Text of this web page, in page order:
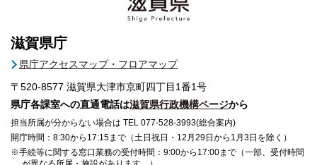
滋賀県庁
県庁アクセスマップ・フロアマップ
〒520-8577 滋賀県大津市京町四丁目1番1号
県庁各課室への直通電話は滋賀県行政機構ページから
担当所属が分からない場合は TEL 077-528-3993(総合案内)
開庁時間：8:30から17:15まで（土日祝日・12月29日から1月3日を除く）
※手続等に関する窓口業務の受付時間：9:00から17:00まで（一部、受付時間